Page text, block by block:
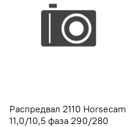
Распредвал 2110 Horsecam
11,0/10,5 фаза 290/280